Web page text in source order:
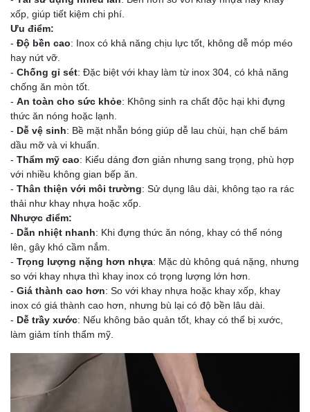
xốp, giúp tiết kiệm chi phí.
Ưu điểm:
- Độ bền cao: Inox có khả năng chịu lực tốt, không dễ móp méo
hay nứt vỡ.
- Chống gỉ sét: Đặc biệt với khay làm từ inox 304, có khả năng
chống ăn mòn tốt.
- An toàn cho sức khỏe: Không sinh ra chất độc hại khi đựng
thức ăn nóng hoặc lạnh.
- Dễ vệ sinh: Bề mặt nhẵn bóng giúp dễ lau chùi, hạn chế bám
dầu mỡ và vi khuẩn.
- Thẩm mỹ cao: Kiểu dáng đơn giản nhưng sang trọng, phù hợp
với nhiều không gian bếp ăn.
- Thân thiện với môi trường: Sử dụng lâu dài, không tạo ra rác
thải như khay nhựa hoặc xốp.
Nhược điểm:
- Dẫn nhiệt nhanh: Khi đựng thức ăn nóng, khay có thể nóng
lên, gây khó cầm nắm.
- Trọng lượng nặng hơn nhựa: Mặc dù không quá nặng, nhưng
so với khay nhựa thì khay inox có trọng lượng lớn hơn.
- Giá thành cao hơn: So với khay nhựa hoặc khay xốp, khay
inox có giá thành cao hơn, nhưng bù lại có độ bền lâu dài.
- Dễ trầy xước: Nếu không bảo quản tốt, khay có thể bị xước,
làm giảm tính thẩm mỹ.